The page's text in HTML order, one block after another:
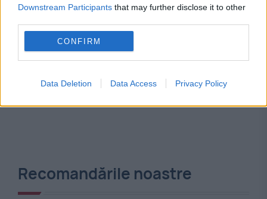
Downstream Participants that may further disclose it to other
CONFIRM
Data Deletion Data Access Privacy Policy
Recomandările noastre